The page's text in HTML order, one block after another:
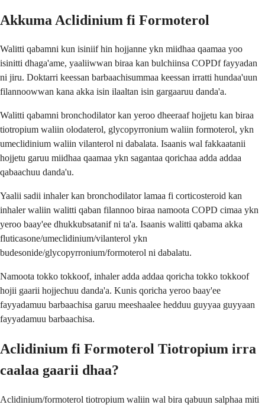
Akkuma Aclidinium fi Formoterol
Walitti qabamni kun isiniif hin hojjanne ykn miidhaa qaamaa yoo
isinitti dhaga'ame, yaaliiwwan biraa kan bulchiinsa COPDf fayyadan
ni jiru. Doktarri keessan barbaachisummaa keessan irratti hundaa'uun
filannoowwan kana akka isin ilaaltan isin gargaaruu danda'a.
Walitti qabamni bronchodilator kan yeroo dheeraaf hojjetu kan biraa
tiotropium waliin olodaterol, glycopyrronium waliin formoterol, ykn
umeclidinium waliin vilanterol ni dabalata. Isaanis wal fakkaatanii
hojjetu garuu miidhaa qaamaa ykn sagantaa qorichaa adda addaa
qabaachuu danda'u.
Yaalii sadii inhaler kan bronchodilator lamaa fi corticosteroid kan
inhaler waliin walitti qaban filannoo biraa namoota COPD cimaa ykn
yeroo baay'ee dhukkubsatanif ni ta'a. Isaanis walitti qabama akka
fluticasone/umeclidinium/vilanterol ykn
budesonide/glycopyrronium/formoterol ni dabalatu.
Namoota tokko tokkoof, inhaler adda addaa qoricha tokko tokkoof
hojii gaarii hojjechuu danda'a. Kunis qoricha yeroo baay'ee
fayyadamuu barbaachisa garuu meeshaalee hedduu guyyaa guyyaan
fayyadamuu barbaachisa.
Aclidinium fi Formoterol Tiotropium irra
caalaa gaarii dhaa?
Aclidinium/formoterol tiotropium waliin wal bira qabuun salphaa miti